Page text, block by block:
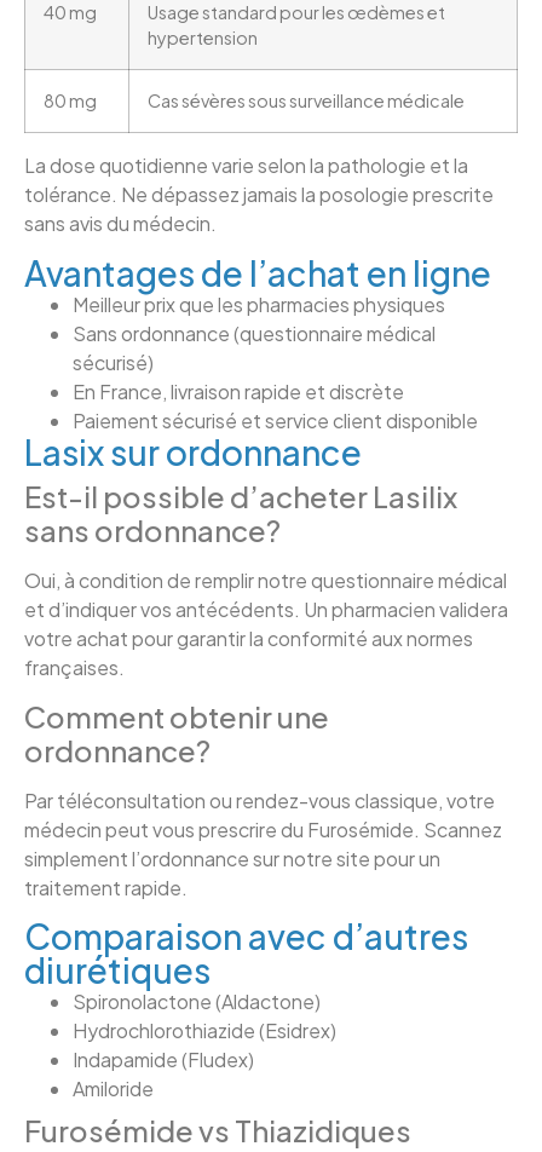
40 mg
Usage standard pour les œdèmes et
hypertension
80 mg Cas sévères sous surveillance médicale
La dose quotidienne varie selon la pathologie et la
tolérance. Ne dépassez jamais la posologie prescrite
sans avis du médecin.
Avantages de l’achat en ligne
Meilleur prix que les pharmacies physiques
Sans ordonnance (questionnaire médical
sécurisé)
En France, livraison rapide et discrète
Paiement sécurisé et service client disponible
Lasix sur ordonnance
Est-il possible d’acheter Lasilix
sans ordonnance?
Oui, à condition de remplir notre questionnaire médical
et d’indiquer vos antécédents. Un pharmacien validera
votre achat pour garantir la conformité aux normes
françaises.
Comment obtenir une
ordonnance?
Par téléconsultation ou rendez-vous classique, votre
médecin peut vous prescrire du Furosémide. Scannez
simplement l’ordonnance sur notre site pour un
traitement rapide.
Comparaison avec d’autres
diurétiques
Spironolactone (Aldactone)
Hydrochlorothiazide (Esidrex)
Indapamide (Fludex)
Amiloride
Furosémide vs Thiazidiques